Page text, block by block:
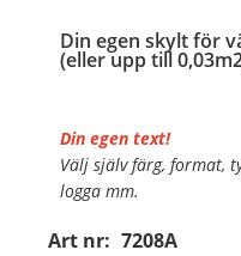
Din egen skylt för
(eller upp till
Art nr: 7208A
Din egen text!
Välj själv färg, format,
logga mm.
Material:Plan